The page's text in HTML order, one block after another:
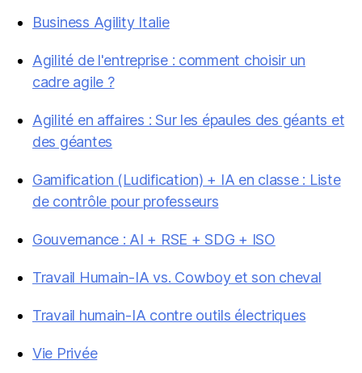
Business Agility Italie
Agilité de l'entreprise : comment choisir un
cadre agile ?
Agilité en affaires : Sur les épaules des géants et
des géantes
Gamification (Ludification) + IA en classe : Liste
de contrôle pour professeurs
Gouvernance : AI + RSE + SDG + ISO
Travail Humain-IA vs. Cowboy et son cheval
Travail humain-IA contre outils électriques
Vie Privée